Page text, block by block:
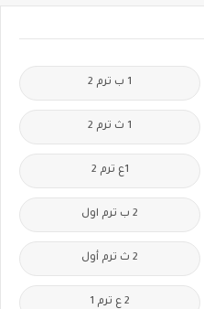
1 ب ترم 2
1 ث ترم 2
1ع ترم 2
2 ب ترم اول
2 ث ترم أول
2 ع ترم 1